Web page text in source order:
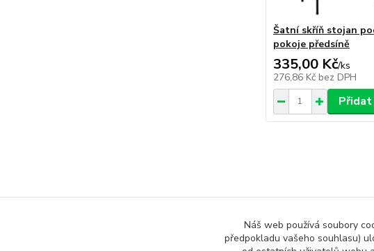
Šatní skříň stojan
pokoje předsíně
335,00 Kč/ks
276,86 Kč bez DPH
Přidat
Zboží zařazeno
Náš web používá soubory
předpokladu vašeho souhlasu)